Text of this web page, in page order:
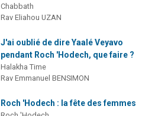
Chabbath
Rav Eliahou UZAN
J'ai oublié de dire Yaalé Veyavo
pendant Roch 'Hodech, que faire ?
Halakha Time
Rav Emmanuel BENSIMON
Roch 'Hodech : la fête des femmes